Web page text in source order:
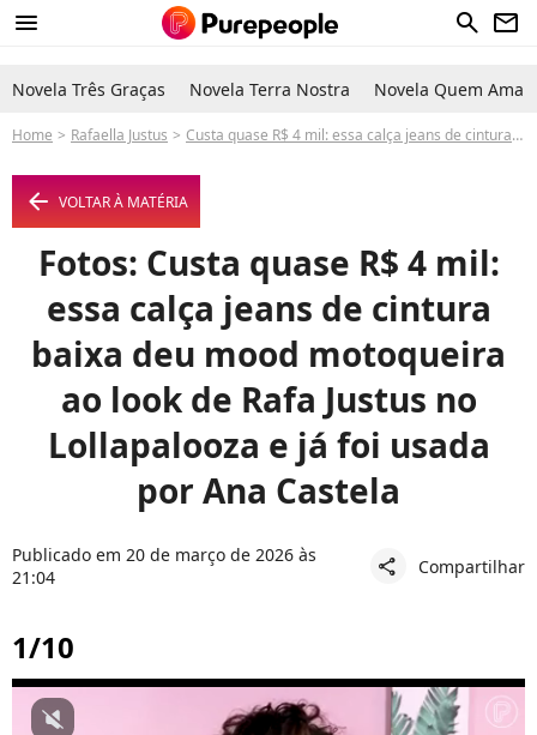
menu search newsletter
Novela Três Graças Novela Terra Nostra Novela Quem Ama
Home Rafaella Justus Custa quase R$ 4 mil: essa calça jeans de cintura baixa deu mood motoqueira ao look de Rafa Justus no Lollapalooza e já foi usada por Ana Castela
arrow_left VOLTAR À MATÉRIA
Fotos: Custa quase R$ 4 mil:
essa calça jeans de cintura
baixa deu mood motoqueira
ao look de Rafa Justus no
Lollapalooza e já foi usada
por Ana Castela
Publicado em 20 de março de 2026 às
21:04
share Compartilhar
1/10